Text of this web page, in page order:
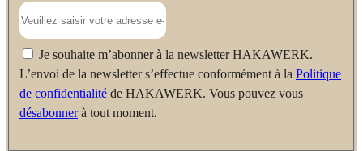
Je souhaite m’abonner à la newsletter HAKAWERK.
L’envoi de la newsletter s’effectue conformément à la Politique
de confidentialité de HAKAWERK. Vous pouvez vous
désabonnerà tout moment.